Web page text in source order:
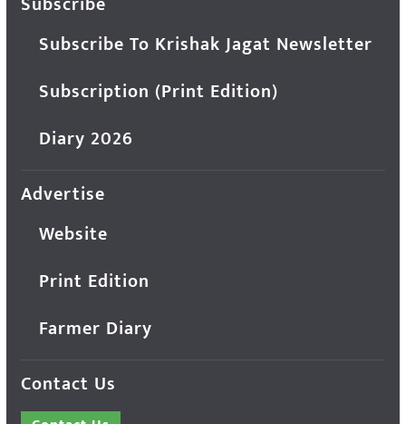
Subscribe To Krishak Jagat Newsletter
Subscription (Print Edition)
Diary 2026
Advertise
Website
Print Edition
Farmer Diary
Contact Us